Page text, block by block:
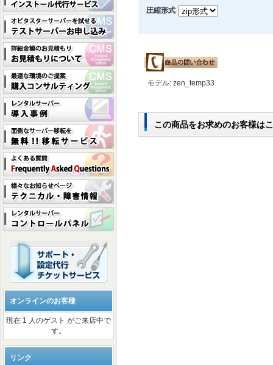
オンラインのお客様
現在 1 人のゲスト がご来店中で
す。
リンク
圧縮形式
モデル: zen_temp33
この商品をお求めのお客様は